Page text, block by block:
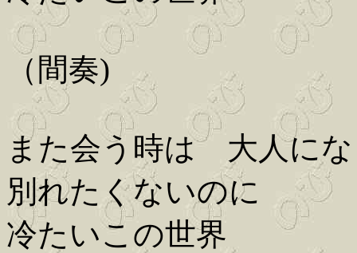
（間奏)
また会う時は 大人に
別れたくないのに
冷たいこの世界